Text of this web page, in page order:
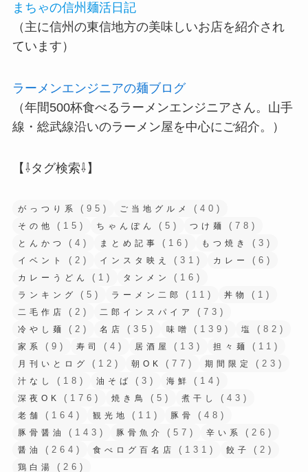
まちゃの信州麺活日記
（主に信州の東信地方の美味しいお店を紹介され
ています）
ラーメンエンジニアの麺ブログ
（年間500杯食べるラーメンエンジニアさん。山手
線・総武線沿いのラーメン屋を中心にご紹介。）
【⇩タグ検索⇩】
がっつり系 (95) ご当地グルメ (40)
その他 (15) ちゃんぽん (5) つけ麺 (78)
とんかつ (4) まとめ記事 (16) もつ焼き (3)
イベント (2) インスタ映え (31) カレー (6)
カレーうどん (1) タンメン (16)
ランキング (5) ラーメン二郎 (11) 丼物 (1)
二毛作店 (2) 二郎インスパイア (73)
冷やし麺 (2) 名店 (35) 味噌 (139) 塩 (82)
家系 (9) 寿司 (4) 居酒屋 (13) 担々麺 (11)
月刊いとログ (12) 朝OK (77) 期間限定 (23)
汁なし (18) 油そば (3) 海鮮 (14)
深夜OK (176) 焼き鳥 (5) 煮干し (43)
老舗 (164) 観光地 (11) 豚骨 (48)
豚骨醤油 (143) 豚骨魚介 (57) 辛い系 (26)
醤油 (264) 食べログ百名店 (131) 餃子 (2)
鶏白湯 (26)